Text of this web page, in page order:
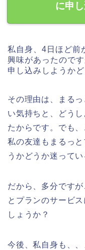
に申
私自身、4日ほど前
興味があったので
申し込みしようか
その理由は、まる
い気持ちと、どう
たからです。でも
私の友達もまるっ
うかどうか迷って
だから、多分です
とプランのサービ
しょうか？
今後、私自身も、